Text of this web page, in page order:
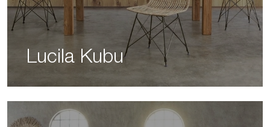
Lucila Kubu